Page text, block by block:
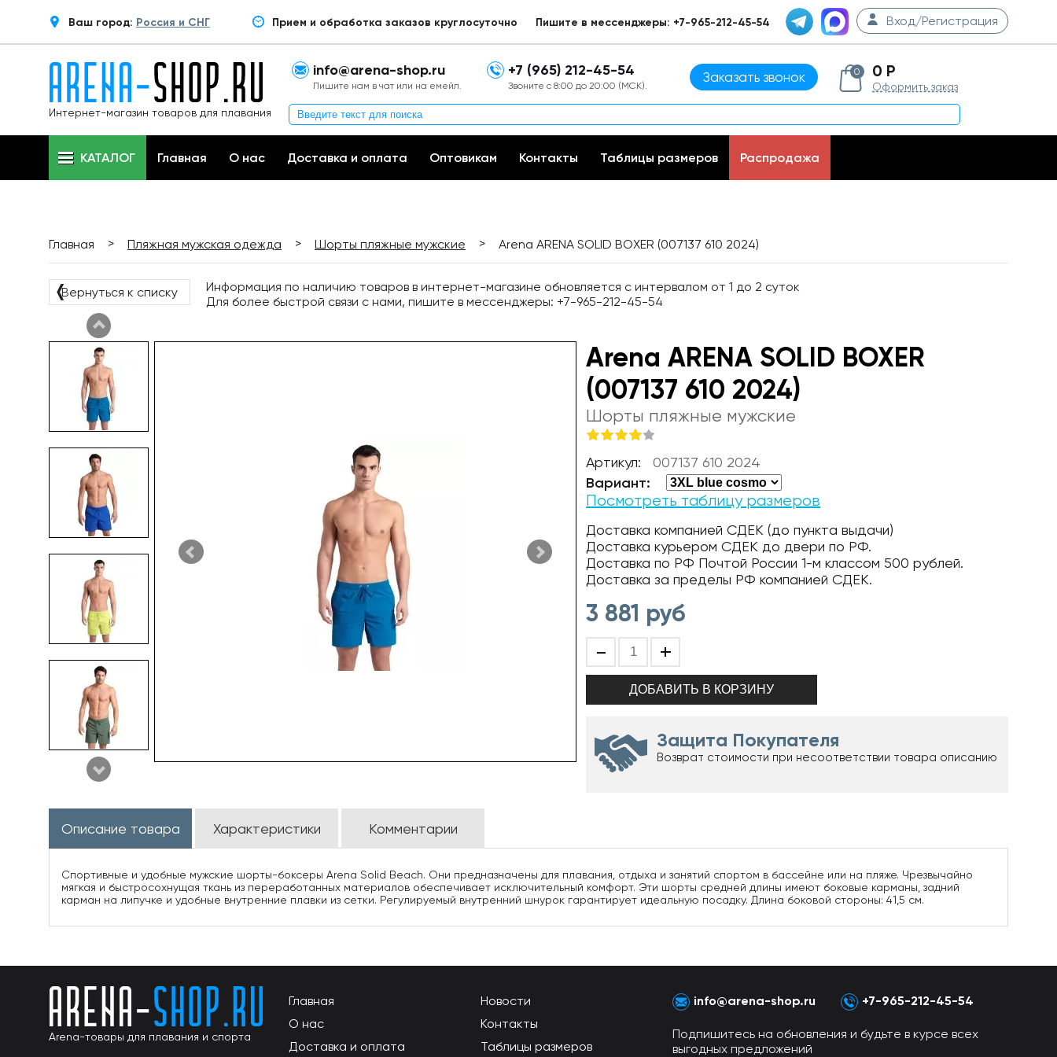
Ваш город: Россия и СНГ Прием и обработка заказов круглосуточно Пишите в мессенджеры: +7-965-212-45-54 Вход/Регистрация
Интернет-магазин товаров для плавания
info@arena-shop.ru
Пишите нам в чат или на емейл.
+7 (965) 212-45-54
Звоните с 8:00 до 20:00 (МСК).
Заказать звонок 0 0 Р
Оформить заказ
КАТАЛОГ Главная О нас Доставка и оплата Оптовикам Контакты Таблицы размеров Распродажа
Главная > Пляжная мужская одежда > Шорты пляжные мужские > Arena ARENA SOLID BOXER (007137 610 2024)
❬Вернуться к списку
Информация по наличию товаров в интернет-магазине обновляется с интервалом от 1 до 2 суток
Для более быстрой связи с нами, пишите в мессенджеры: +7-965-212-45-54
Arena ARENA SOLID BOXER
(007137 610 2024)
Шорты пляжные мужские
Артикул: 007137 610 2024
Вариант:
Посмотреть таблицу размеров
Доставка компанией СДЕК (до пункта выдачи)
Доставка курьером СДЕК до двери по РФ.
Доставка по РФ Почтой России 1-м классом 500 рублей.
Доставка за пределы РФ компанией СДЕК.
3 881 руб
- +
Защита Покупателя
Возврат стоимости при несоответствии товара описанию
Описание товара Характеристики Комментарии
Спортивные и удобные мужские шорты-боксеры Arena Solid Beach. Они предназначены для плавания, отдыха и занятий спортом в бассейне или на пляже. Чрезвычайно
мягкая и быстросохнущая ткань из переработанных материалов обеспечивает исключительный комфорт. Эти шорты средней длины имеют боковые карманы, задний
карман на липучке и удобные внутренние плавки из сетки. Регулируемый внутренний шнурок гарантирует идеальную посадку. Длина боковой стороны: 41,5 см.
Arena-товары для плавания и спорта
Главная
О нас
Доставка и оплата
Новости
Контакты
Таблицы размеров
info@arena-shop.ru +7-965-212-45-54
Подпишитесь на обновления и будьте в курсе всех
выгодных предложений